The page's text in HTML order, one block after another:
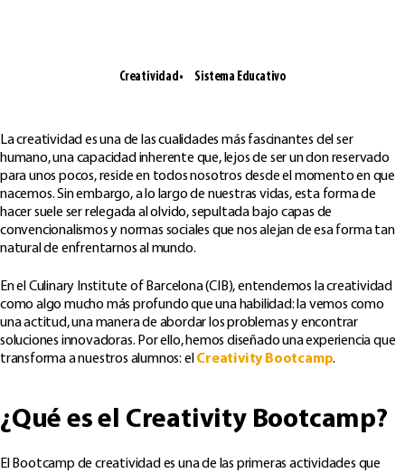
Creatividad Sistema Educativo
La creatividad es una de las cualidades más fascinantes del ser
humano, una capacidad inherente que, lejos de ser un don reservado
para unos pocos, reside en todos nosotros desde el momento en que
nacemos. Sin embargo, a lo largo de nuestras vidas, esta forma de
hacer suele ser relegada al olvido, sepultada bajo capas de
convencionalismos y normas sociales que nos alejan de esa forma tan
natural de enfrentarnos al mundo.
En el Culinary Institute of Barcelona (CIB), entendemos la creatividad
como algo mucho más profundo que una habilidad: la vemos como
una actitud, una manera de abordar los problemas y encontrar
soluciones innovadoras. Por ello, hemos diseñado una experiencia que
transforma a nuestros alumnos: elCreativity Bootcamp.
¿Qué es el Creativity Bootcamp?
El Bootcamp de creatividad es una de las primeras actividades que